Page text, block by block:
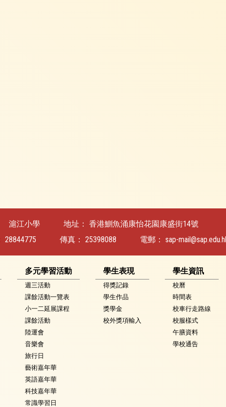
滬江小學 地址： 香港鰂魚涌康怡花園康盛街14號
28844775 傳真： 25398088 電郵： sap-
多元學習活動
週三活動
課餘活動一覽表
小一二延展課程
課餘活動
陸運會
音樂會
旅行日
藝術嘉年華
英語嘉年華
科技嘉年華
常識學習日
學生表現
得獎記錄
學生作品
獎學金
校外獎項輸入
學生資訊
校曆
時間表
校車行走路線
校服樣式
午膳資料
學校通告